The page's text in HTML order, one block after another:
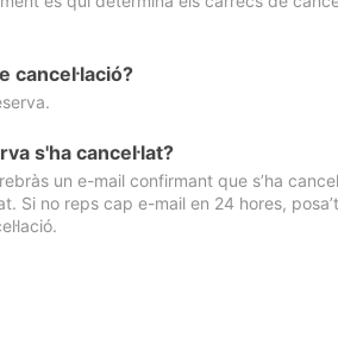
cancel·lació?
s'ha cancel·lat?
un e-mail confirmant que s’ha
Si no reps cap e-mail en 24 hores,